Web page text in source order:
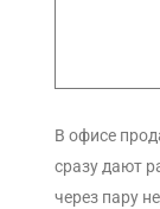
В офисе
сразу дают
через пару